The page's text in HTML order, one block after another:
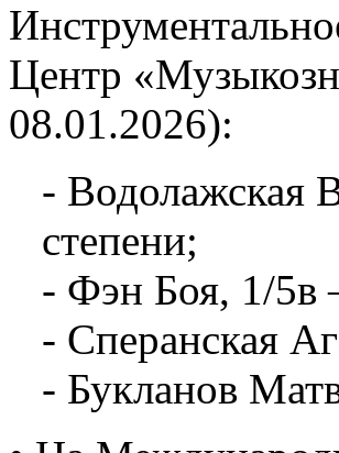
Центр
08.01.2026):
- Водолажская
степени;
- Фэн Боя, 1/5в
- Сперанская
- Букланов